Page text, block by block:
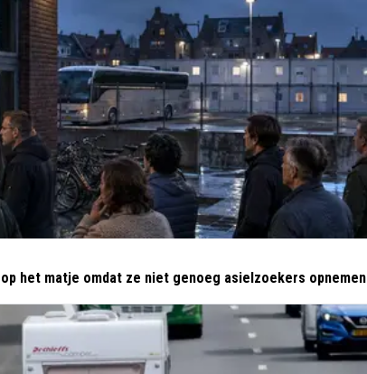
het matje omdat ze niet genoeg asielzoekers opnemen